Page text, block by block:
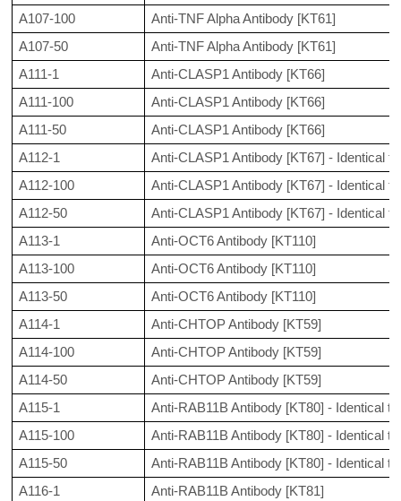
A107-100
Anti-TNF Alpha Antibody [KT61]
A107-50
Anti-TNF Alpha Antibody [KT61]
A111-1
Anti-CLASP1 Antibody [KT66]
A111-100
Anti-CLASP1 Antibody [KT66]
A111-50
Anti-CLASP1 Antibody [KT66]
A112-1
Anti-CLASP1 Antibody [KT67] - Identical
A112-100
Anti-CLASP1 Antibody [KT67] - Identical
A112-50
Anti-CLASP1 Antibody [KT67] - Identical
A113-1
Anti-OCT6 Antibody [KT110]
A113-100
Anti-OCT6 Antibody [KT110]
A113-50
Anti-OCT6 Antibody [KT110]
A114-1
Anti-CHTOP Antibody [KT59]
A114-100
Anti-CHTOP Antibody [KT59]
A114-50
Anti-CHTOP Antibody [KT59]
A115-1
Anti-RAB11B Antibody [KT80] - Identical
A115-100
Anti-RAB11B Antibody [KT80] - Identical
A115-50
Anti-RAB11B Antibody [KT80] - Identical
A116-1
Anti-RAB11B Antibody [KT81]